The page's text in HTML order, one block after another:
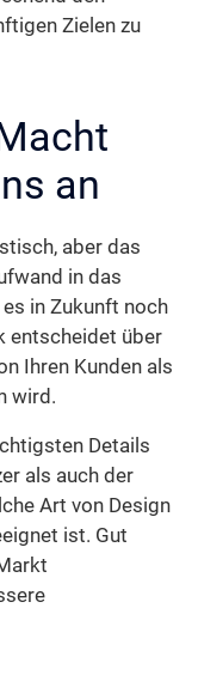
Zielen zu
an
aber das
in das
in Zukunft noch
entscheidet über
Ihren Kunden als
wird.
Details
als auch der
Art von Design
ist. Gut